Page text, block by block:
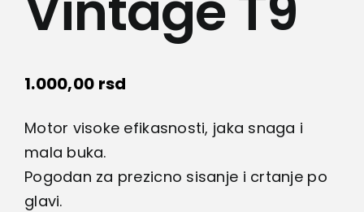
1.000,00 rsd
Motor visoke efikasnosti, jaka snaga i
mala buka.
Pogodan za prezicno sisanje i crtanje po
glavi.